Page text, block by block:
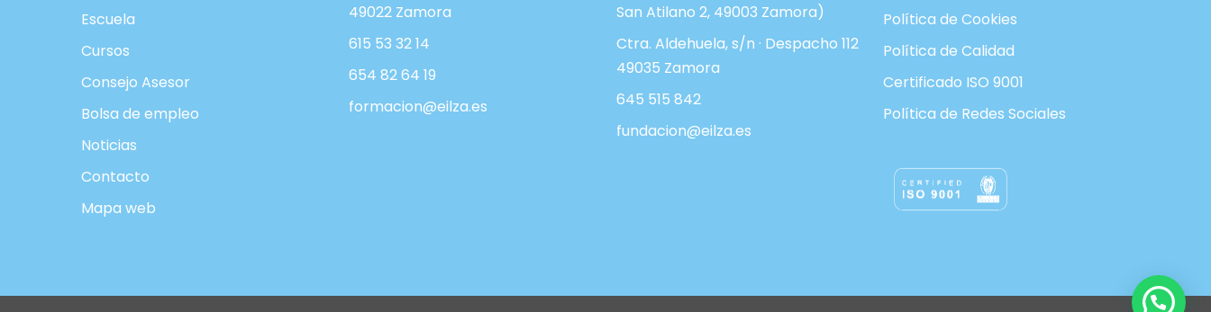
Escuela
Cursos
Consejo Asesor
Bolsa de empleo
Noticias
Contacto
Mapa web
49022 Zamora
615 53 32 14
654 82 64 19
formacion@eilza.es
San Atilano 2, 49003 Zamora)
Ctra. Aldehuela, s/n · Despacho 112
49035 Zamora
645 515 842
fundacion@eilza.es
Política de Cookies
Política de Calidad
Certificado ISO 9001
Política de Redes Sociales